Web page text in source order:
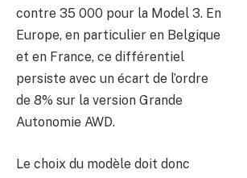
contre 35 000 pour la Model 3. En
Europe, en particulier en Belgique
et en France, ce différentiel
persiste avec un écart de l’ordre
de 8% sur la version Grande
Autonomie AWD.
Le choix du modèle doit donc